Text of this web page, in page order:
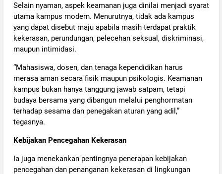
Selain nyaman, aspek keamanan juga dinilai menjadi syarat
utama kampus modern. Menurutnya, tidak ada kampus
yang dapat disebut maju apabila masih terdapat praktik
kekerasan, perundungan, pelecehan seksual, diskriminasi,
maupun intimidasi.
“Mahasiswa, dosen, dan tenaga kependidikan harus
merasa aman secara fisik maupun psikologis. Keamanan
kampus bukan hanya tanggung jawab satpam, tetapi
budaya bersama yang dibangun melalui penghormatan
terhadap sesama dan penegakan aturan yang adil,”
tegasnya.
Kebijakan Pencegahan Kekerasan
Ia juga menekankan pentingnya penerapan kebijakan
pencegahan dan penanganan kekerasan di lingkungan